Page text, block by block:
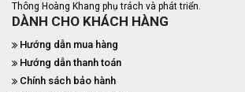
Thông Hoàng Khang phụ trách và phát triển.
DÀNH CHO KHÁCH HÀNG
Hướng dẫn mua hàng
Hướng dẫn thanh toán
Chính sách bảo hành